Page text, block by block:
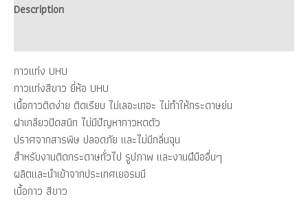
Description
กาวแท่ง UHU
กาวแท่งสีขาว ยี่ห้อ UHU
เนื้อกาวติดง่าย ติดเรียบ ไม่เลอะเทอะ ไม่ทำให้กระดาษย่น
ฝาเกลียวปิดสนิท ไม่มีปัญหากาวหดตัว
ปราศจากสารพิษ ปลอดภัย และไม่มีกลิ่นฉุน
สำหรับงานติดกระดาษทั่วไป รูปภาพ และงานฝีมืออื่นๆ
ผลิตและนำเข้าจากประเทศเยอรมนี
เนื้อกาว สีขาว